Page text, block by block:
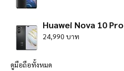
Huawei Nova 10 Pro
24,990 บาท
ดูมือถือทั้งหมด